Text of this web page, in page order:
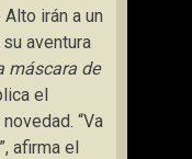
irán a un
aventura
máscara de
el
“Va
afirma el